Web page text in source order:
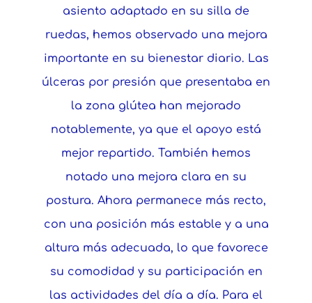
asiento adaptado en su silla de
ruedas, hemos observado una mejora
importante en su bienestar diario. Las
úlceras por presión que presentaba en
la zona glútea han mejorado
notablemente, ya que el apoyo está
mejor repartido. También hemos
notado una mejora clara en su
postura. Ahora permanece más recto,
con una posición más estable y a una
altura más adecuada, lo que favorece
su comodidad y su participación en
las actividades del día a día. Para el